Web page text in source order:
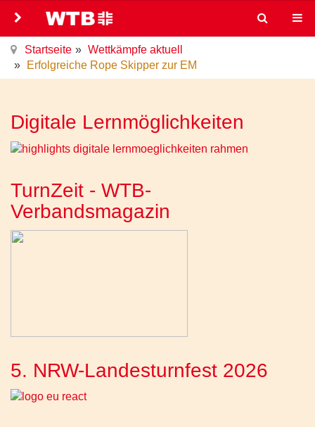
Startseite
Wettkämpfe aktuell
Erfolgreiche Rope Skipper zur EM
Digitale Lernmöglichkeiten
TurnZeit - WTB-
Verbandsmagazin
5. NRW-Landesturnfest 2026